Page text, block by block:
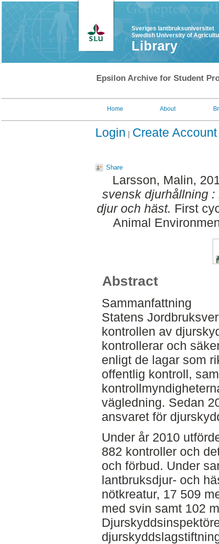
Sveriges lantbruksuniversitet
Swedish University of
Library
Epsilon Archive for Student
Home About
Login Create Account
Share
Larsson, Malin,
svensk djurhållning
djur och häst. First
Animal
Abstract
Sammanfattning
Statens
kontrollen av
kontrollerar och
enligt de lagar som
offentlig kontroll,
vägledning. Sedan
ansvaret för
Under år 2010
882 kontroller och
och förbud. Under
lantbruksdjur- och
nötkreatur, 17 509
med svin samt 102